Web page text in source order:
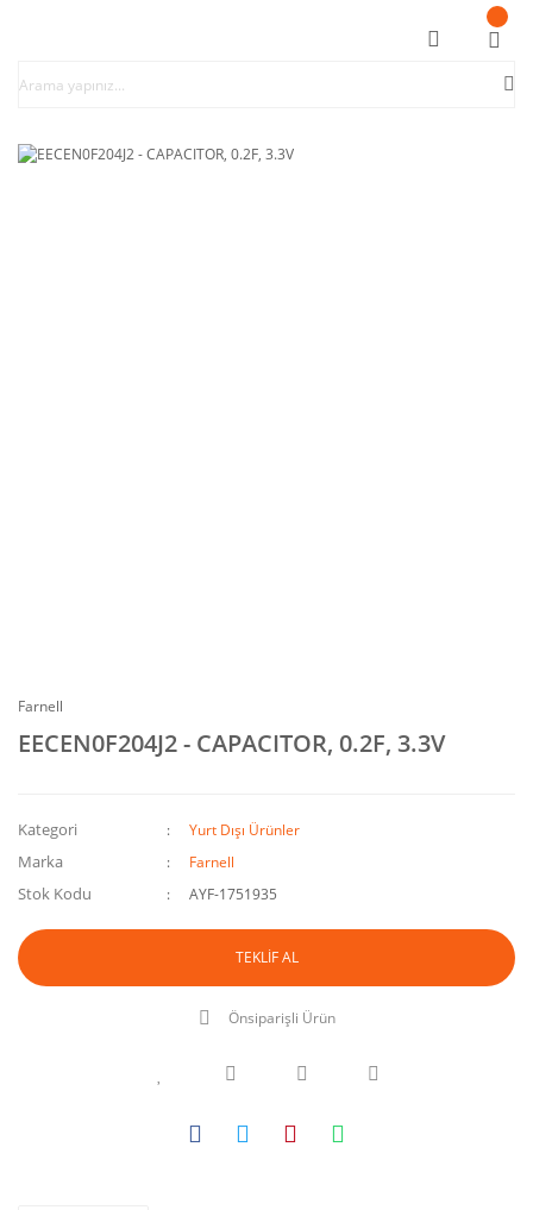
Farnell
EECEN0F204J2 - CAPACITOR, 0.2F, 3.3V
Kategori Yurt Dışı Ürünler
Marka Farnell
Stok Kodu AYF-1751935
TEKLİF AL
Önsiparişli Ürün